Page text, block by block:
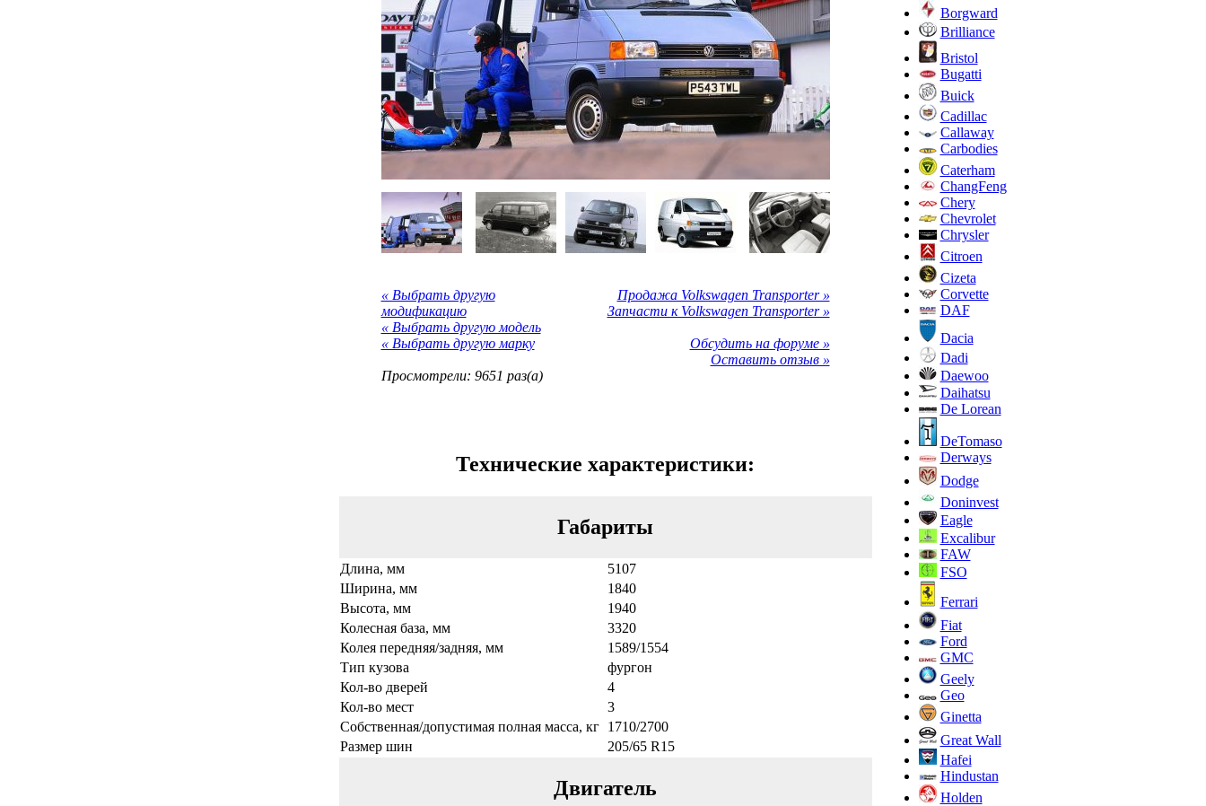
« Выбрать другую
модификацию
« Выбрать другую модель
« Выбрать другую марку
Просмотрели: 9651 раз(а)
Продажа Volkswagen Transporter »
Запчасти к Volkswagen Transporter »
Обсудить на форуме »
Оставить отзыв »
Технические характеристики:
Габариты
Длина, мм
5107
Ширина, мм
1840
Высота, мм
1940
Колесная база, мм
3320
Колея передняя/задняя, мм
1589/1554
Тип кузова
фургон
Кол-во дверей
4
Кол-во мест
3
Собственная/допустимая полная масса, кг
1710/2700
Размер шин
205/65 R15
Двигатель
Borgward
Brilliance
Bristol
Bugatti
Buick
Cadillac
Callaway
Carbodies
Caterham
ChangFeng
Chery
Chevrolet
Chrysler
Citroen
Cizeta
Corvette
DAF
Dacia
Dadi
Daewoo
Daihatsu
De Lorean
DeTomaso
Derways
Dodge
Doninvest
Eagle
Excalibur
FAW
FSO
Ferrari
Fiat
Ford
GMC
Geely
Geo
Ginetta
Great Wall
Hafei
Hindustan
Holden